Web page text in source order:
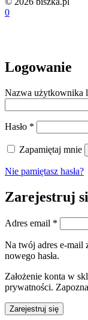
0
Logowanie
Nazwa użytkownika
Hasło *
Zapamiętaj mnie
Nie pamiętasz hasła?
Zarejestruj
Adres email *
Na twój adres e-mail
nowego hasła.
Założenie konta w
prywatności.
Zarejestruj się